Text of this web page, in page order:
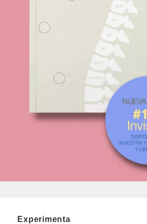
Experimenta